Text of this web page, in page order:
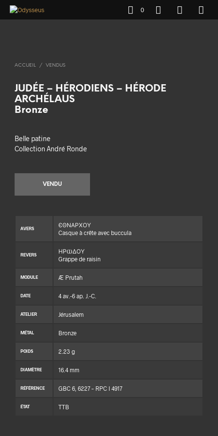
0
ACCUEIL / VENDUS
JUDÉE – HÉRODIENS – HÉRODE
ARCHÉLAUS
Bronze
Belle patine
Collection André Ronde
VENDU
AVERS
ЄΘΝΑΡΧΟΥ
Casque à crête avec buccula
REVERS
ΗΡⲰΔΟΥ
Grappe de raisin
MODULE Æ Prutah
DATE 4 av.-6 ap. J.-C.
ATELIER Jérusalem
MÉTAL Bronze
POIDS 2.23 g
DIAMÈTRE 16.4 mm
RÉFÉRENCE GBC 6, 6227 – RPC I 4917
ÉTAT TTB